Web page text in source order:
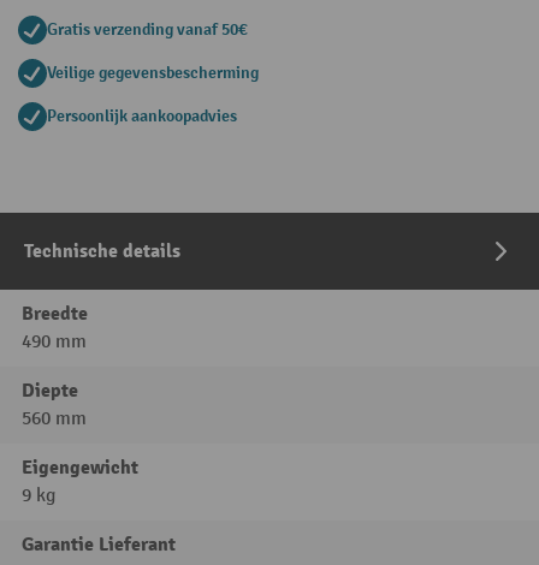
Gratis verzending vanaf 50€
Veilige gegevensbescherming
Persoonlijk aankoopadvies
Technische details
Breedte
490 mm
Diepte
560 mm
Eigengewicht
9 kg
Garantie Lieferant